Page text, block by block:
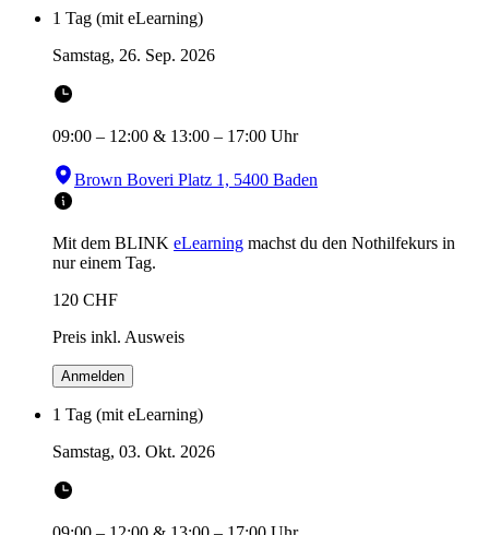
1 Tag (mit eLearning)
Samstag, 26. Sep. 2026
09:00 – 12:00 & 13:00 – 17:00 Uhr
Brown Boveri Platz 1, 5400 Baden
Mit dem BLINK eLearning machst du den Nothilfekurs in
nur einem Tag.
120 CHF
Preis inkl. Ausweis
Anmelden
1 Tag (mit eLearning)
Samstag, 03. Okt. 2026